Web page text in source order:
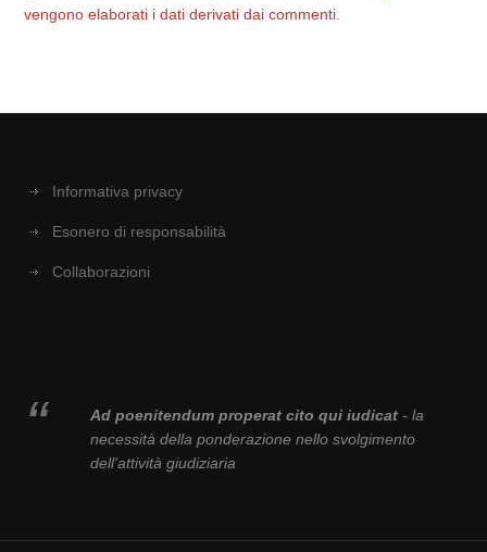
vengono elaborati i dati derivati dai commenti
Informativa privacy
Esonero di responsabilità
Collaborazioni
Ad poenitendum properat cito qui iudicat- la
necessità della ponderazione nello svolgimento
dell'attività giudiziaria